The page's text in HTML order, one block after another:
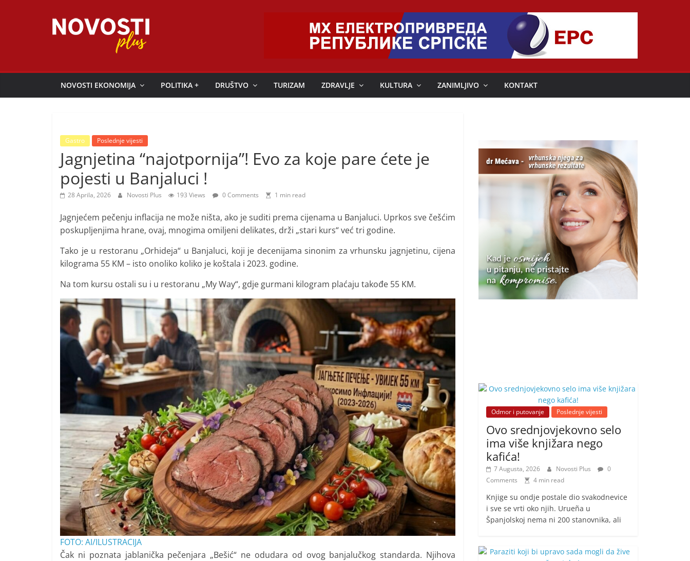
Novosti
Plus
NOVOSTI EKONOMIJA POLITIKA + DRUŠTVO TURIZAM ZDRAVLJE KULTURA ZANIMLJIVO KONTAKT
Gastro Poslednje vijesti
Jagnjetina “najotpornija”! Evo za koje pare ćete je
pojesti u Banjaluci !
28 Aprila, 2026 Novosti Plus 193 Views 0 Comments 1 min read
Jagnjećem pečenju inflacija ne može ništa, ako je suditi prema cijenama u Banjaluci. Uprkos sve češćim
poskupljenjima hrane, ovaj, mnogima omiljeni delikates, drži „stari kurs“ već tri godine.
Tako je u restoranu „Orhideja“ u Banjaluci, koji je decenijama sinonim za vrhunsku jagnjetinu, cijena
kilograma 55 KM – isto onoliko koliko je koštala i 2023. godine.
Na tom kursu ostali su i u restoranu „My Way“, gdje gurmani kilogram plaćaju takođe 55 KM.
FOTO: AI/ILUSTRACIJA
Čak ni poznata jablanička pečenjara „Bešić“ ne odudara od ovog banjalučkog standarda. Njihova
Odmor i putovanje Poslednje vijesti
Ovo srednjovjekovno selo
ima više knjižara nego
kafića!
7 Augusta, 2026 Novosti Plus
0
Comments
4 min read
Knjige su ondje postale dio svakodnevice
i sve se vrti oko njih. Urueña u
Španjolskoj nema ni 200 stanovnika, ali